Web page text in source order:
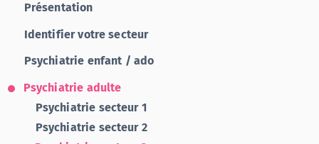
Présentation
Identifier votre secteur
Psychiatrie enfant / ado
Psychiatrie adulte
Psychiatrie secteur 1
Psychiatrie secteur 2